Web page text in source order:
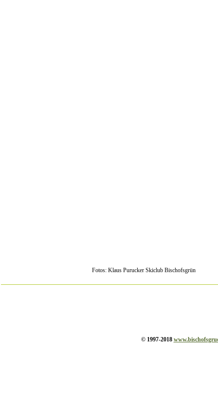
Fotos: Klaus Purucker Skiclub Bischofsgrün
© 1997-2018